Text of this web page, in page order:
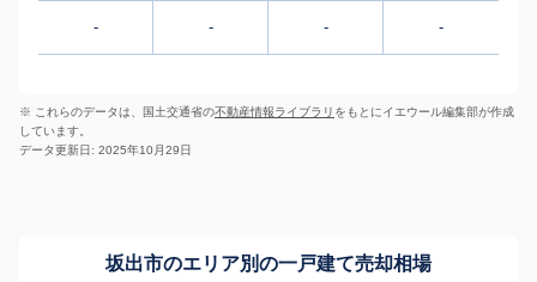
- - - -
※ これらのデータは、国土交通省の不動産情報ライブラリ をもとにイエウール編集部が作成
しています。
データ更新日: 2025年10月29日
坂出市のエリア別の一戸建て売却相場